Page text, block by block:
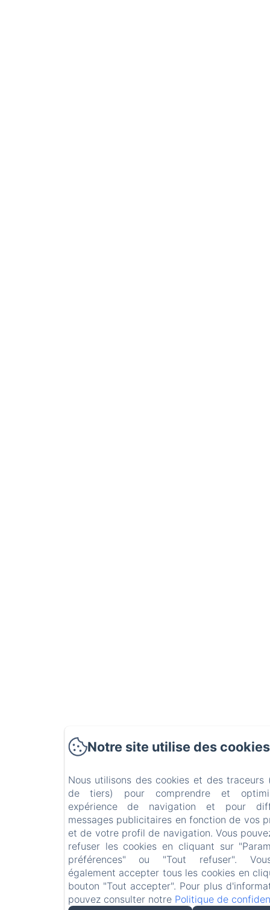
Notre site utilise des cookies
Nous utilisons des cookies et des traceurs
de tiers) pour comprendre et
expérience de navigation et pour
messages publicitaires en fonction de vos
et de votre profil de navigation. Vous
refuser les cookies en cliquant sur
préférences" ou "Tout refuser".
également accepter tous les cookies en
bouton "Tout accepter". Pour plus
pouvez consulter notre Politique de